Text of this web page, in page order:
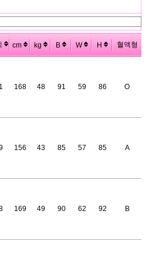
cm kg B W H 혈액형
168 48 91 59 86 O
156 43 85 57 85 A
169 49 90 62 92 B